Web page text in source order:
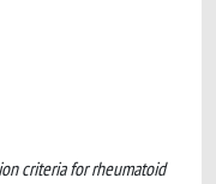
criteria for rheumatoid